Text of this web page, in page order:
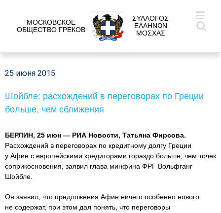
МОСКОВСКОЕ
ОБЩЕСТВО ГРЕКОВ
ΣΥΛΛΟΓΟΣ
ΕΛΛΗΝΩΝ
ΜΟΣΧΑΣ
25 июня 2015
Шойбле: расхождений в переговорах по Греции
больше, чем сближения
БЕРЛИН, 25 июн — РИА Новости, Татьяна Фирсова.
Расхождений в переговорах по кредитному долгу Греции
у Афин с европейскими кредиторами гораздо больше, чем точек
соприкосновения, заявил глава минфина ФРГ Вольфганг
Шойбле.
Он заявил, что предложения Афин ничего особенно нового
не содержат, при этом дал понять, что переговоры